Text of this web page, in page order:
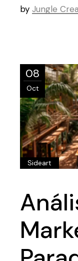
by Jungle
08
Oct
Sideart